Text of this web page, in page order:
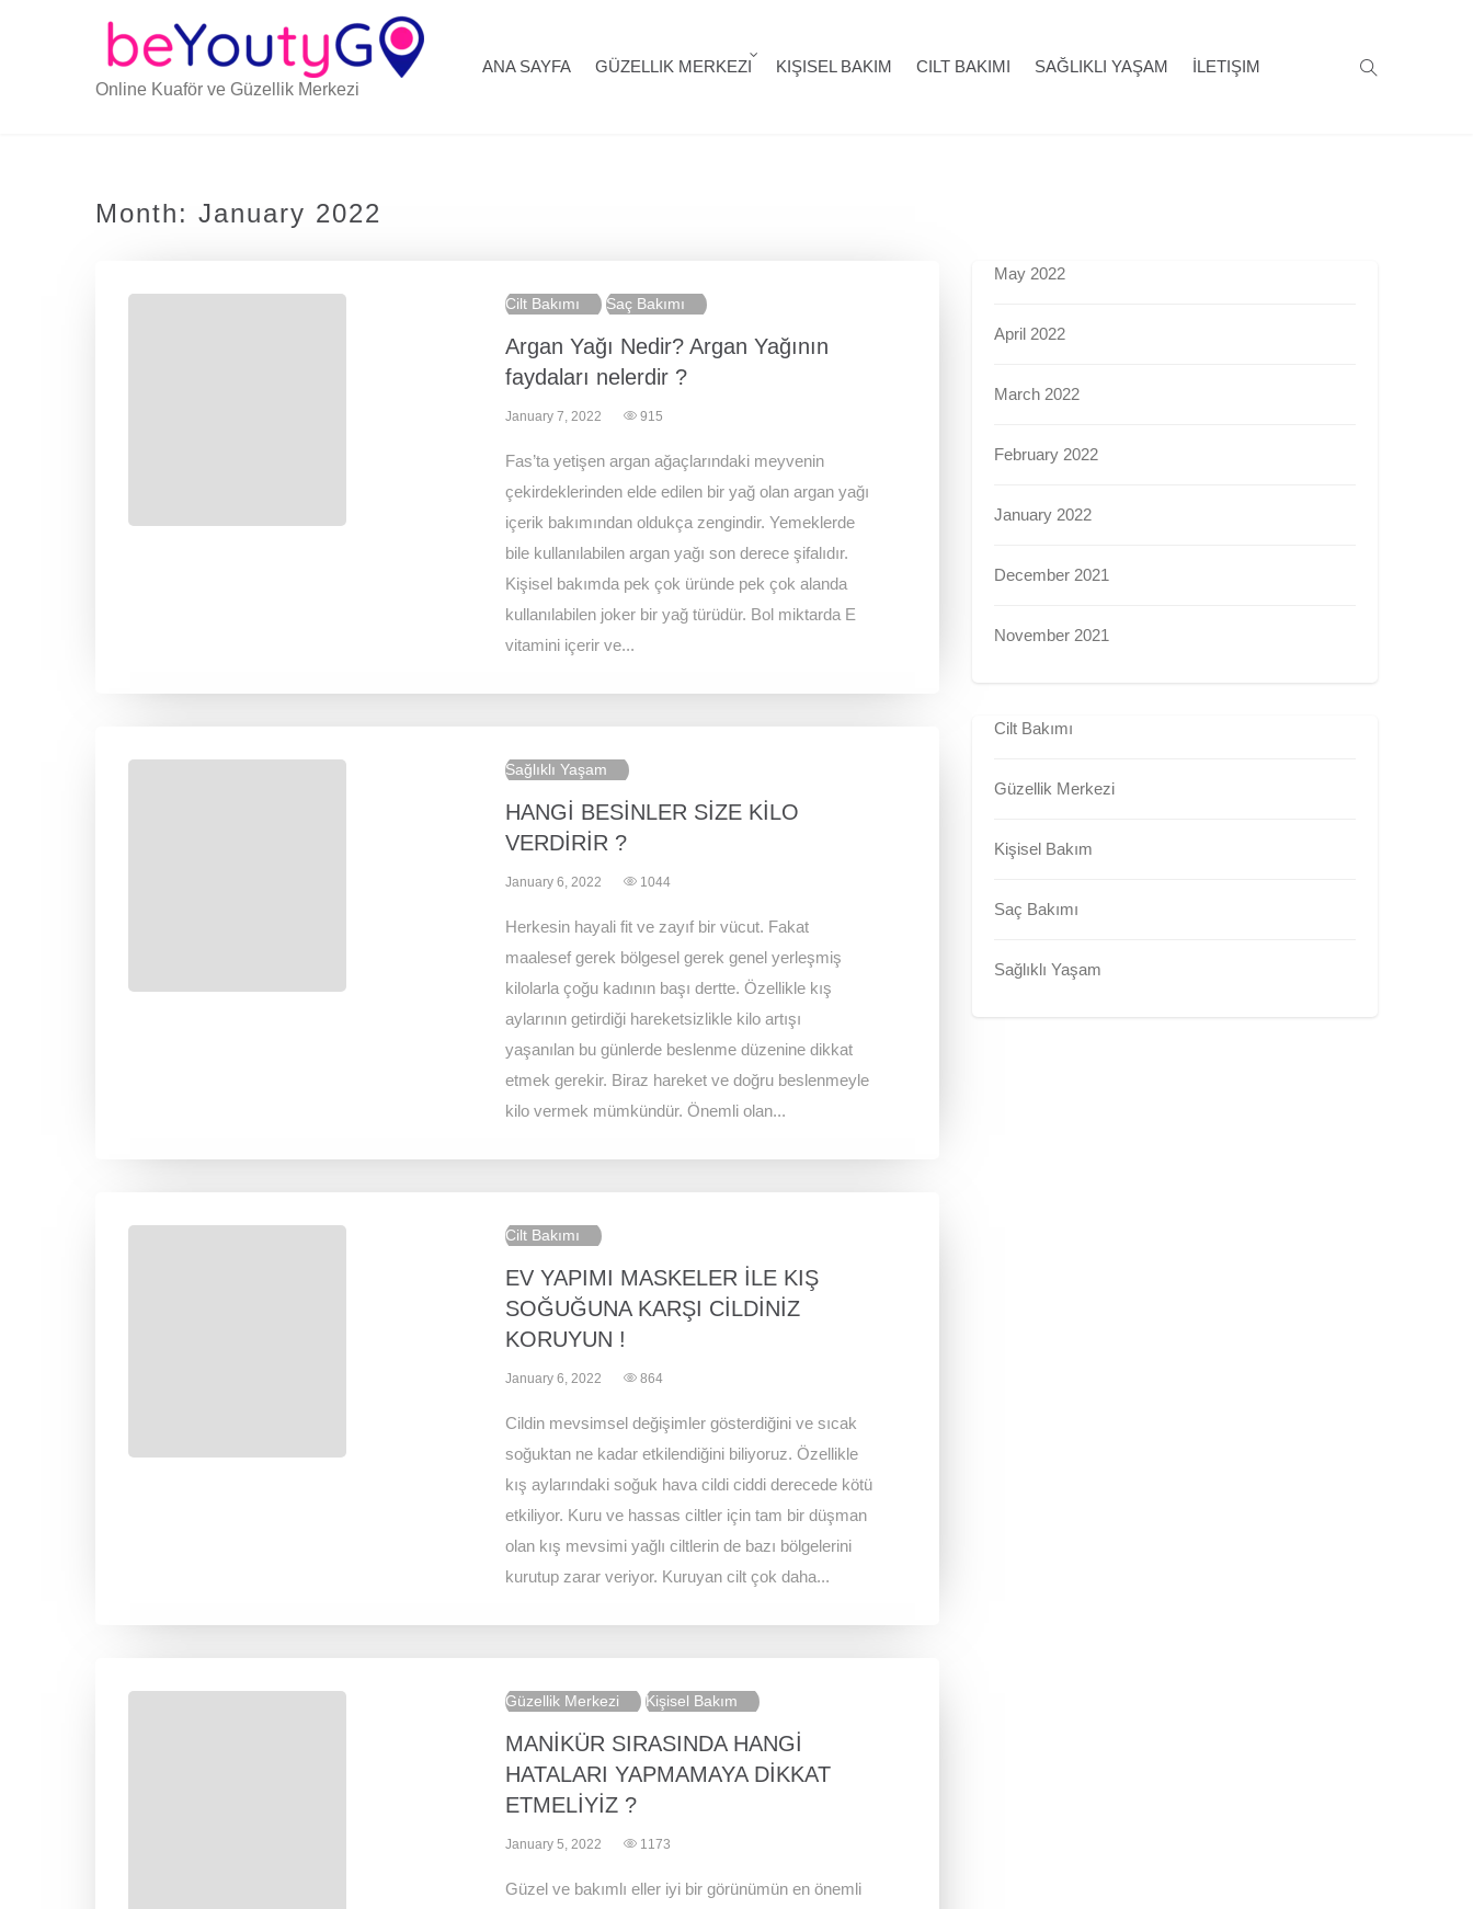
Online Kuaför ve Güzellik Merkezi
ANA SAYFA GÜZELLIK MERKEZI KIŞISEL BAKIM CILT BAKIMI SAĞLIKLI YAŞAM İLETIŞIM
Month: January 2022
Cilt Bakımı Saç Bakımı
Argan Yağı Nedir? Argan Yağının
faydaları nelerdir ?
January 7, 2022 915
Fas’ta yetişen argan ağaçlarındaki meyvenin
çekirdeklerinden elde edilen bir yağ olan argan yağı
içerik bakımından oldukça zengindir. Yemeklerde
bile kullanılabilen argan yağı son derece şifalıdır.
Kişisel bakımda pek çok üründe pek çok alanda
kullanılabilen joker bir yağ türüdür. Bol miktarda E
vitamini içerir ve...
Sağlıklı Yaşam
HANGİ BESİNLER SİZE KİLO
VERDİRİR ?
January 6, 2022 1044
Herkesin hayali fit ve zayıf bir vücut. Fakat
maalesef gerek bölgesel gerek genel yerleşmiş
kilolarla çoğu kadının başı dertte. Özellikle kış
aylarının getirdiği hareketsizlikle kilo artışı
yaşanılan bu günlerde beslenme düzenine dikkat
etmek gerekir. Biraz hareket ve doğru beslenmeyle
kilo vermek mümkündür. Önemli olan...
Cilt Bakımı
EV YAPIMI MASKELER İLE KIŞ
SOĞUĞUNA KARŞI CİLDİNİZ
KORUYUN !
January 6, 2022 864
Cildin mevsimsel değişimler gösterdiğini ve sıcak
soğuktan ne kadar etkilendiğini biliyoruz. Özellikle
kış aylarındaki soğuk hava cildi ciddi derecede kötü
etkiliyor. Kuru ve hassas ciltler için tam bir düşman
olan kış mevsimi yağlı ciltlerin de bazı bölgelerini
kurutup zarar veriyor. Kuruyan cilt çok daha...
Güzellik Merkezi Kişisel Bakım
MANİKÜR SIRASINDA HANGİ
HATALARI YAPMAMAYA DİKKAT
ETMELİYİZ ?
January 5, 2022 1173
Güzel ve bakımlı eller iyi bir görünümün en önemli
May 2022
April 2022
March 2022
February 2022
January 2022
December 2021
November 2021
Cilt Bakımı
Güzellik Merkezi
Kişisel Bakım
Saç Bakımı
Sağlıklı Yaşam